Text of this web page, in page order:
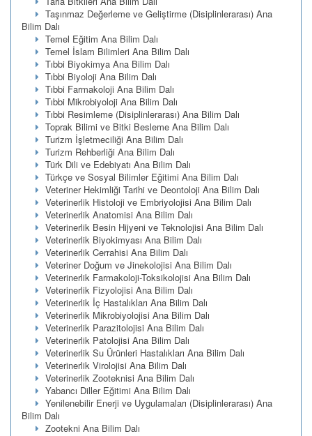
Taşınmaz Değerleme ve Geliştirme (Disiplinlerarası) Ana
Bilim Dalı
Temel Eğitim Ana Bilim Dalı
Temel İslam Bilimleri Ana Bilim Dalı
Tıbbi Biyokimya Ana Bilim Dalı
Tıbbi Biyoloji Ana Bilim Dalı
Tıbbi Farmakoloji Ana Bilim Dalı
Tıbbi Mikrobiyoloji Ana Bilim Dalı
Tıbbi Resimleme (Disiplinlerarası) Ana Bilim Dalı
Toprak Bilimi ve Bitki Besleme Ana Bilim Dalı
Turizm İşletmeciliği Ana Bilim Dalı
Turizm Rehberliği Ana Bilim Dalı
Türk Dili ve Edebiyatı Ana Bilim Dalı
Türkçe ve Sosyal Bilimler Eğitimi Ana Bilim Dalı
Veteriner Hekimliği Tarihi ve Deontoloji Ana Bilim Dalı
Veterinerlik Histoloji ve Embriyolojisi Ana Bilim Dalı
Veterinerlik Anatomisi Ana Bilim Dalı
Veterinerlik Besin Hijyeni ve Teknolojisi Ana Bilim Dalı
Veterinerlik Biyokimyası Ana Bilim Dalı
Veterinerlik Cerrahisi Ana Bilim Dalı
Veteriner Doğum ve Jinekolojisi Ana Bilim Dalı
Veterinerlik Farmakoloji-Toksikolojisi Ana Bilim Dalı
Veterinerlik Fizyolojisi Ana Bilim Dalı
Veterinerlik İç Hastalıkları Ana Bilim Dalı
Veterinerlik Mikrobiyolojisi Ana Bilim Dalı
Veterinerlik Parazitolojisi Ana Bilim Dalı
Veterinerlik Patolojisi Ana Bilim Dalı
Veterinerlik Su Ürünleri Hastalıkları Ana Bilim Dalı
Veterinerlik Virolojisi Ana Bilim Dalı
Veterinerlik Zooteknisi Ana Bilim Dalı
Yabancı Diller Eğitimi Ana Bilim Dalı
Yenilenebilir Enerji ve Uygulamaları (Disiplinlerarası) Ana
Bilim Dalı
Zootekni Ana Bilim Dalı